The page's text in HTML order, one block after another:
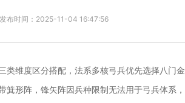
发布时间： 2025-11-04 16:47:56
类维度区分搭配，法系多核弓兵优先选择八门金
形阵，锋矢阵因兵种限制无法用于弓兵体系，